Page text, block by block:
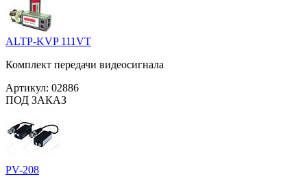
ALTP-KVP 111VT
Комплект передачи видеосигнала
Артикул: 02886
ПОД ЗАКАЗ
PV-208